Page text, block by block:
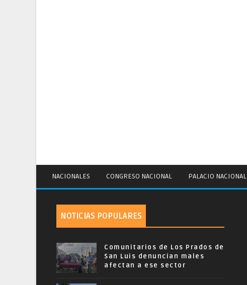
NACIONALES CONGRESO NACIONAL PALACIO NACIONAL
NOTICIAS POPULARES
Comunitarios de Los Prados de
San Luis denuncian males
afectan a ese sector